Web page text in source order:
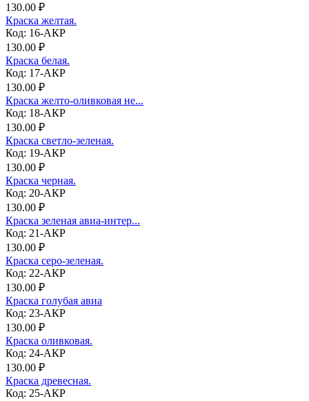
130.00 ₽
Краска желтая.
Код: 16-АКР
130.00 ₽
Краска белая.
Код: 17-АКР
130.00 ₽
Краска желто-оливковая не...
Код: 18-АКР
130.00 ₽
Краска светло-зеленая.
Код: 19-АКР
130.00 ₽
Краска черная.
Код: 20-АКР
130.00 ₽
Краска зеленая авиа-интер...
Код: 21-АКР
130.00 ₽
Краска серо-зеленая.
Код: 22-АКР
130.00 ₽
Краска голубая авиа
Код: 23-АКР
130.00 ₽
Краска оливковая.
Код: 24-АКР
130.00 ₽
Краска древесная.
Код: 25-АКР